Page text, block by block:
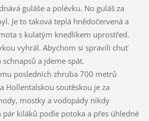
guláše a polévku. No guláš za
Je to taková teplá hnědočervená a
s kulatým knedlíkem uprostřed.
vyhrál. Abychom si spravili chuť
a jdeme spát.
posledních zhruba 700 metrů
Hollentalskou soutěskou je za
mostky a vodopády nikdy
pár kiláků podle potoka a přes úhledné